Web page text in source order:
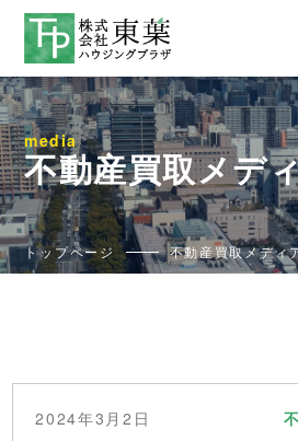
media
不動産買取メデ
トップページ 不動産買取メディ
2024年3月2日